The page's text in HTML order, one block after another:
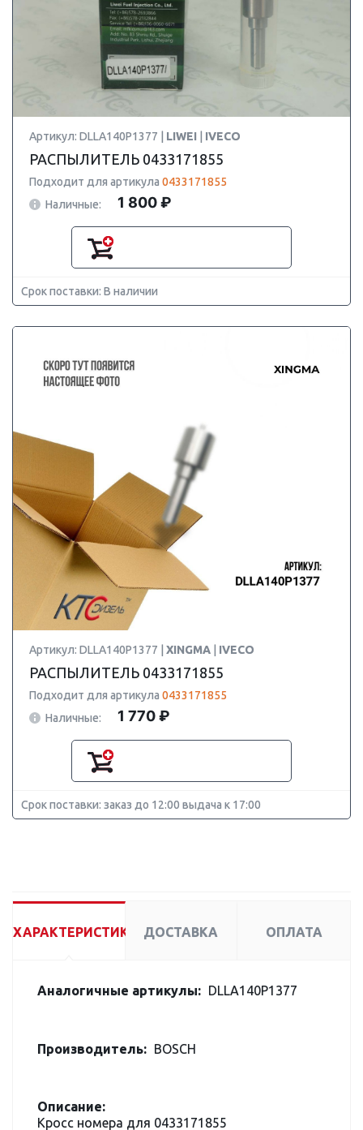
Артикул: DLLA140P1377 | LIWEI IVECO
РАСПЫЛИТЕЛЬ 0433171855
Подходит для артикула 0433171855
Наличные:
1 800 ₽
Срок поставки: В наличии
Артикул: DLLA140P1377 | XINGMA IVECO
РАСПЫЛИТЕЛЬ 0433171855
Подходит для артикула 0433171855
Наличные:
1 770 ₽
Срок поставки: заказ до 12:00 выдача к 17:00
ХАРАКТЕРИСТИКИ ДОСТАВКА ОПЛАТА
Аналогичные артикулы: DLLA140P1377
Производитель: BOSCH
Описание:
Кросс номера для 0433171855